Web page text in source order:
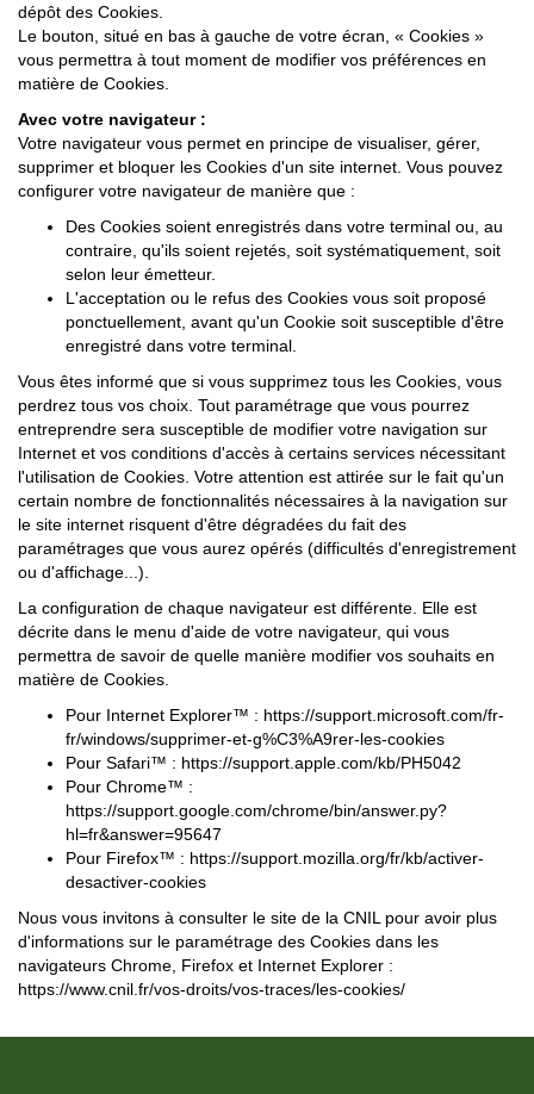
dépôt des Cookies.
Le bouton, situé en bas à gauche de votre écran, « Cookies »
vous permettra à tout moment de modifier vos préférences en
matière de Cookies.
Avec votre navigateur :
Votre navigateur vous permet en principe de visualiser, gérer,
supprimer et bloquer les Cookies d'un site internet. Vous pouvez
configurer votre navigateur de manière que :
Des Cookies soient enregistrés dans votre terminal ou, au
contraire, qu'ils soient rejetés, soit systématiquement, soit
selon leur émetteur.
L'acceptation ou le refus des Cookies vous soit proposé
ponctuellement, avant qu'un Cookie soit susceptible d'être
enregistré dans votre terminal.
Vous êtes informé que si vous supprimez tous les Cookies, vous
perdrez tous vos choix. Tout paramétrage que vous pourrez
entreprendre sera susceptible de modifier votre navigation sur
Internet et vos conditions d'accès à certains services nécessitant
l'utilisation de Cookies. Votre attention est attirée sur le fait qu'un
certain nombre de fonctionnalités nécessaires à la navigation sur
le site internet risquent d'être dégradées du fait des
paramétrages que vous aurez opérés (difficultés d'enregistrement
ou d'affichage...).
La configuration de chaque navigateur est différente. Elle est
décrite dans le menu d'aide de votre navigateur, qui vous
permettra de savoir de quelle manière modifier vos souhaits en
matière de Cookies.
Pour Internet Explorer™ : https://support.microsoft.com/fr-
fr/windows/supprimer-et-g%C3%A9rer-les-cookies
Pour Safari™ : https://support.apple.com/kb/PH5042
Pour Chrome™ :
https://support.google.com/chrome/bin/answer.py?
hl=fr&answer=95647
Pour Firefox™ : https://support.mozilla.org/fr/kb/activer-
desactiver-cookies
Nous vous invitons à consulter le site de la CNIL pour avoir plus
d'informations sur le paramétrage des Cookies dans les
navigateurs Chrome, Firefox et Internet Explorer :
https://www.cnil.fr/vos-droits/vos-traces/les-cookies/